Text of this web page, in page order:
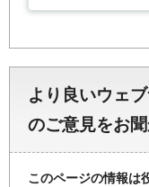
より良いウェ
のご意見をお
このページの情報は